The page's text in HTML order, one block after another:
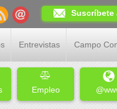
Suscríbete
Entrevistas Campo
Empleo